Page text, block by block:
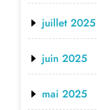
juillet 2025
juin 2025
mai 2025